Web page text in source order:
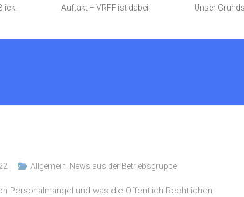
Auftakt – VRFF ist dabei! Unser
Allgemein News aus der Betriebsgruppe
Personalmangel und was die Öffentlich-Rechtlichen